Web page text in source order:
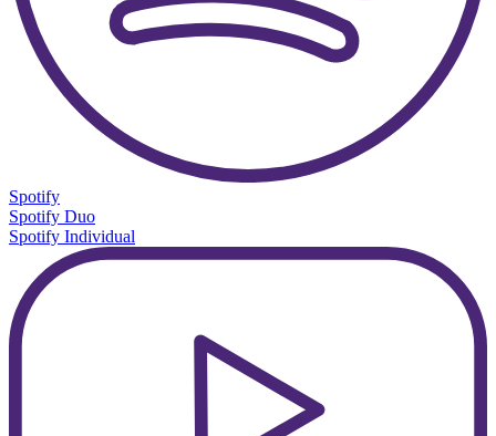
Spotify
Spotify Duo
Spotify Individual